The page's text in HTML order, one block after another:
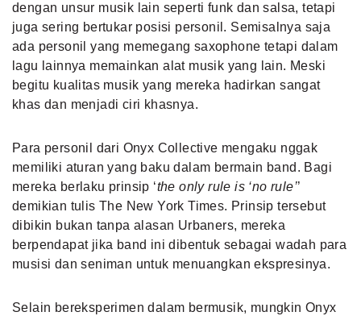
dengan unsur musik lain seperti funk dan salsa, tetapi
juga sering bertukar posisi personil. Semisalnya saja
ada personil yang memegang saxophone tetapi dalam
lagu lainnya memainkan alat musik yang lain. Meski
begitu kualitas musik yang mereka hadirkan sangat
khas dan menjadi ciri khasnya.
Para personil dari Onyx Collective mengaku nggak
memiliki aturan yang baku dalam bermain band. Bagi
mereka berlaku prinsip ‘the only rule is ‘no rule’’
demikian tulis The New York Times. Prinsip tersebut
dibikin bukan tanpa alasan Urbaners, mereka
berpendapat jika band ini dibentuk sebagai wadah para
musisi dan seniman untuk menuangkan ekspresinya.
Selain bereksperimen dalam bermusik, mungkin Onyx